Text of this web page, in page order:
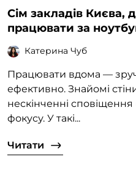
Сім закладів Києва,
працювати за
Катерина Чуб
Працювати вдома —
ефективно. Знайомі
нескінченні
фокусу. У такі...
Читати